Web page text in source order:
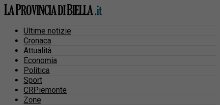
Ultime notizie
Cronaca
Attualità
Economia
Politica
Sport
CRPiemonte
Zone